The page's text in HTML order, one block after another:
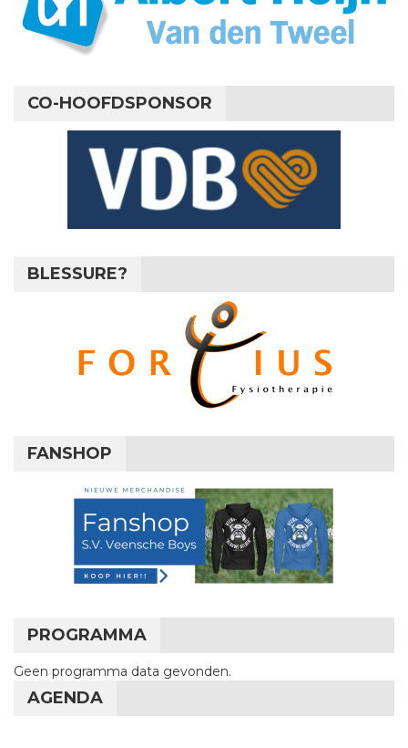
CO-HOOFDSPONSOR
BLESSURE?
FANSHOP
PROGRAMMA
Geen programma data gevonden.
AGENDA